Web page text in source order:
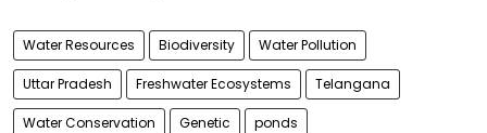
Water Resources Biodiversity Water Pollution
Uttar Pradesh Freshwater Ecosystems Telangana
Water Conservation Genetic ponds